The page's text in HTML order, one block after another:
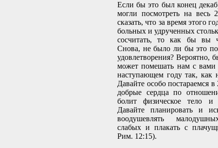
Если бы это был конец
могли посмотреть на весь
сказать, что за время этого
больных и удрученных
сосчитать, то как бы вы
Снова, не было ли бы это
удовлетворения? Вероятно,
может помешать нам с вами
наступающем году так, как
Давайте особо постараемся в
добрые сердца по
болит физическое тело и
Давайте планировать и
воодушевлять
слабых и плакать с
Рим. 12:15).